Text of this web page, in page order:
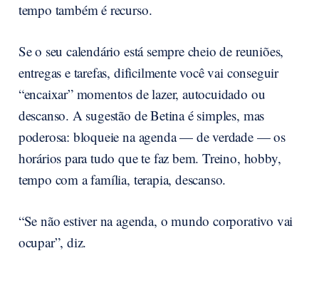
tempo também é recurso.
Se o seu calendário está sempre cheio de reuniões,
entregas e tarefas, dificilmente você vai conseguir
“encaixar” momentos de lazer, autocuidado ou
descanso. A sugestão de Betina é simples, mas
poderosa: bloqueie na agenda — de verdade — os
horários para tudo que te faz bem. Treino, hobby,
tempo com a família, terapia, descanso.
“Se não estiver na agenda, o mundo corporativo vai
ocupar”, diz.